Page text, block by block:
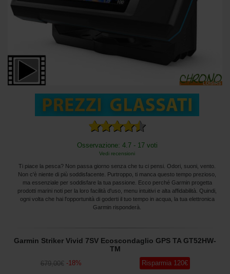
Osservazione: 4.7 - 17 voti
Vedi recensioni
Ti piace la pesca? Non passa giorno senza che tu ci pensi. Odori, suoni, vento.
Non c'è niente di più soddisfacente. Purtroppo, ti manca questo tempo prezioso,
ma essenziale per soddisfare la tua passione. Ecco perché Garmin progetta
prodotti marini noti per la loro facilità d'uso, menu intuitivi e alta affidabilità. Quindi,
ogni volta che hai l'opportunità di goderti il ​​tuo tempo in acqua, la tua elettronica
Garmin risponderà.
Garmin Striker Vivid 7SV Ecoscondaglio GPS TA GT52HW-
TM
679,00€ -18% Risparmia 120€